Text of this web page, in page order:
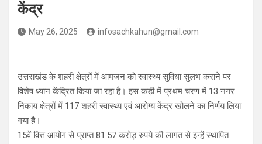
केंद्र
May 26, 2025 infosachkahun@gmail.com
उत्तराखंड के शहरी क्षेत्रों में आमजन को स्वास्थ्य सुविधा सुलभ कराने पर
विशेष ध्यान केंद्रित किया जा रहा है। इस कड़ी में प्रथम चरण में 13 नगर
निकाय क्षेत्रों में 117 शहरी स्वास्थ्य एवं आरोग्य केंद्र खोलने का निर्णय लिया
गया है।
15वें वित्त आयोग से प्राप्त 81.57 करोड़ रुपये की लागत से इन्हें स्थापित